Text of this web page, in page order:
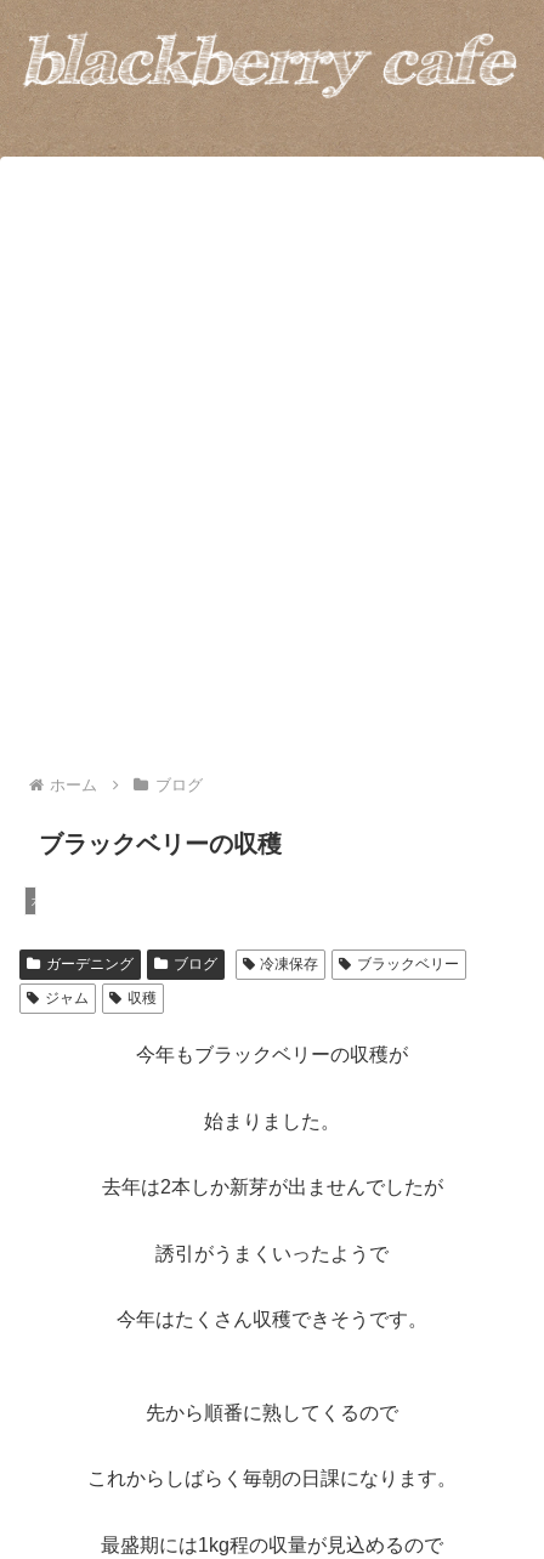
ホーム ブログ
ブラックベリーの収穫
ガーデニング
ガーデニング ブログ 冷凍保存
ブラックベリー
ジャム
収穫
今年もブラックベリーの収穫が
始まりました。
去年は2本しか新芽が出ませんでしたが
誘引がうまくいったようで
今年はたくさん収穫できそうです。
先から順番に熟してくるので
これからしばらく毎朝の日課になります。
最盛期には1kg程の収量が見込めるので